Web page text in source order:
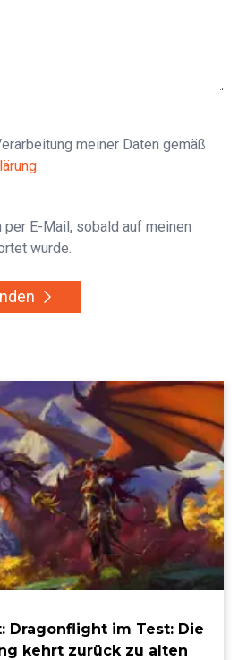
meiner Daten gemäß
.
per E-Mail, sobald auf meinen
wurde.
Dragonflight im Test: Die
kehrt zurück zu alten